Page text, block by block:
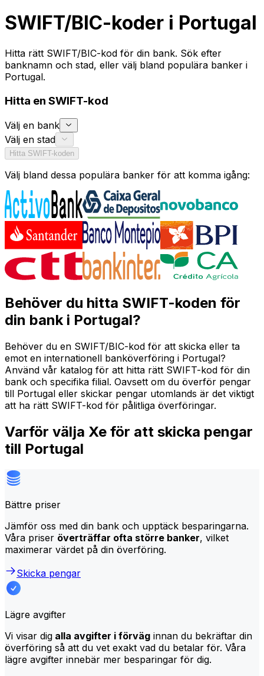
SWIFT/BIC-koder i Portugal
Hitta rätt SWIFT/BIC-kod för din bank. Sök efter
banknamn och stad, eller välj bland populära banker i
Portugal.
Hitta en SWIFT-kod
Välj en bank
Välj en stad
Hitta SWIFT-koden
Välj bland dessa populära banker för att komma igång:
Behöver du hitta SWIFT-koden för
din bank i Portugal?
Behöver du en SWIFT/BIC-kod för att skicka eller ta
emot en internationell banköverföring i Portugal?
Använd vår katalog för att hitta rätt SWIFT-kod för din
bank och specifika filial. Oavsett om du överför pengar
till Portugal eller skickar pengar utomlands är det viktigt
att ha rätt SWIFT-kod för pålitliga överföringar.
Varför välja Xe för att skicka pengar
till Portugal
Bättre priser
Jämför oss med din bank och upptäck besparingarna.
Våra priser överträffar ofta större banker, vilket
maximerar värdet på din överföring.
Skicka pengar
Lägre avgifter
Vi visar dig alla avgifter i förväg innan du bekräftar din
överföring så att du vet exakt vad du betalar för. Våra
lägre avgifter innebär mer besparingar för dig.